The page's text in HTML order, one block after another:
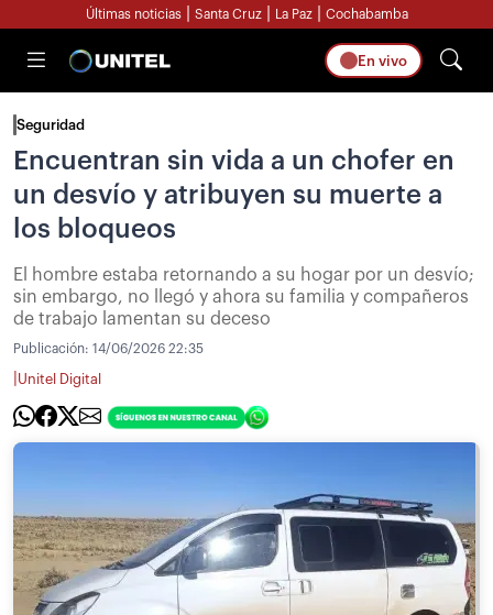
Últimas noticias Santa Cruz La Paz Cochabamba
En vivo
Seguridad
Encuentran sin vida a un chofer en
un desvío y atribuyen su muerte a
los bloqueos
El hombre estaba retornando a su hogar por un desvío;
sin embargo, no llegó y ahora su familia y compañeros
de trabajo lamentan su deceso
Publicación: 14/06/2026 22:35
Unitel Digital